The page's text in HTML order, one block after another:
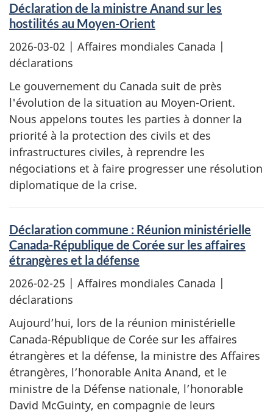
Déclaration de la ministre Anand sur les
hostilités au Moyen-Orient
2026-03-02 | Affaires mondiales Canada |
déclarations
Le gouvernement du Canada suit de près
l'évolution de la situation au Moyen-Orient.
Nous appelons toutes les parties à donner la
priorité à la protection des civils et des
infrastructures civiles, à reprendre les
négociations et à faire progresser une résolution
diplomatique de la crise.
Déclaration commune : Réunion ministérielle
Canada-République de Corée sur les affaires
étrangères et la défense
2026-02-25 | Affaires mondiales Canada |
déclarations
Aujourd’hui, lors de la réunion ministérielle
Canada-République de Corée sur les affaires
étrangères et la défense, la ministre des Affaires
étrangères, l’honorable Anita Anand, et le
ministre de la Défense nationale, l’honorable
David McGuinty, en compagnie de leurs